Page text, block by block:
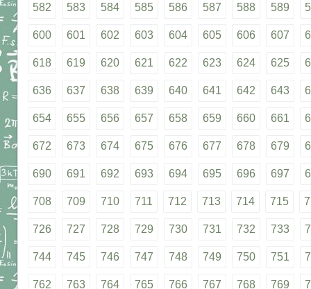
582 583 584 585 586 587 588 589
600 601 602 603 604 605 606 607
618 619 620 621 622 623 624 625
636 637 638 639 640 641 642 643
654 655 656 657 658 659 660 661
672 673 674 675 676 677 678 679
690 691 692 693 694 695 696 697
708 709 710 711 712 713 714 715
726 727 728 729 730 731 732 733
744 745 746 747 748 749 750 751
762 763 764 765 766 767 768 769